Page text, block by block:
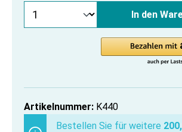
In den
Artikelnummer: K440
Bestellen Sie für weitere